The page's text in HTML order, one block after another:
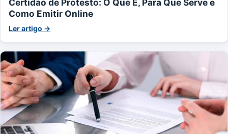
Certidão de Protesto: O Que É, Para Que Serve e
Como Emitir Online
Ler artigo →